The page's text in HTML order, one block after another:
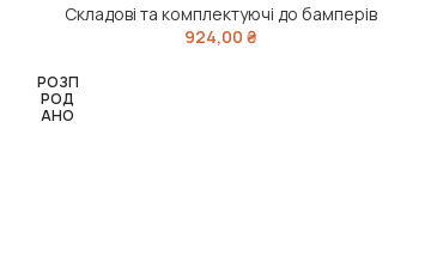
Складові та комплектуючі до бамперів
924,00 ₴
РОЗП
РОД
АНО